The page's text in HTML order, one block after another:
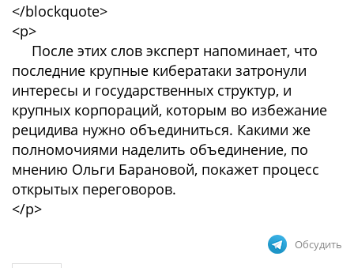
</blockquote>
<p>
После этих слов эксперт напоминает, что
последние крупные кибератаки затронули
интересы и государственных структур, и
крупных корпораций, которым во избежание
рецидива нужно объединиться. Какими же
полномочиями наделить объединение, по
мнению Ольги Барановой, покажет процесс
открытых переговоров.
</p>
Обсудить